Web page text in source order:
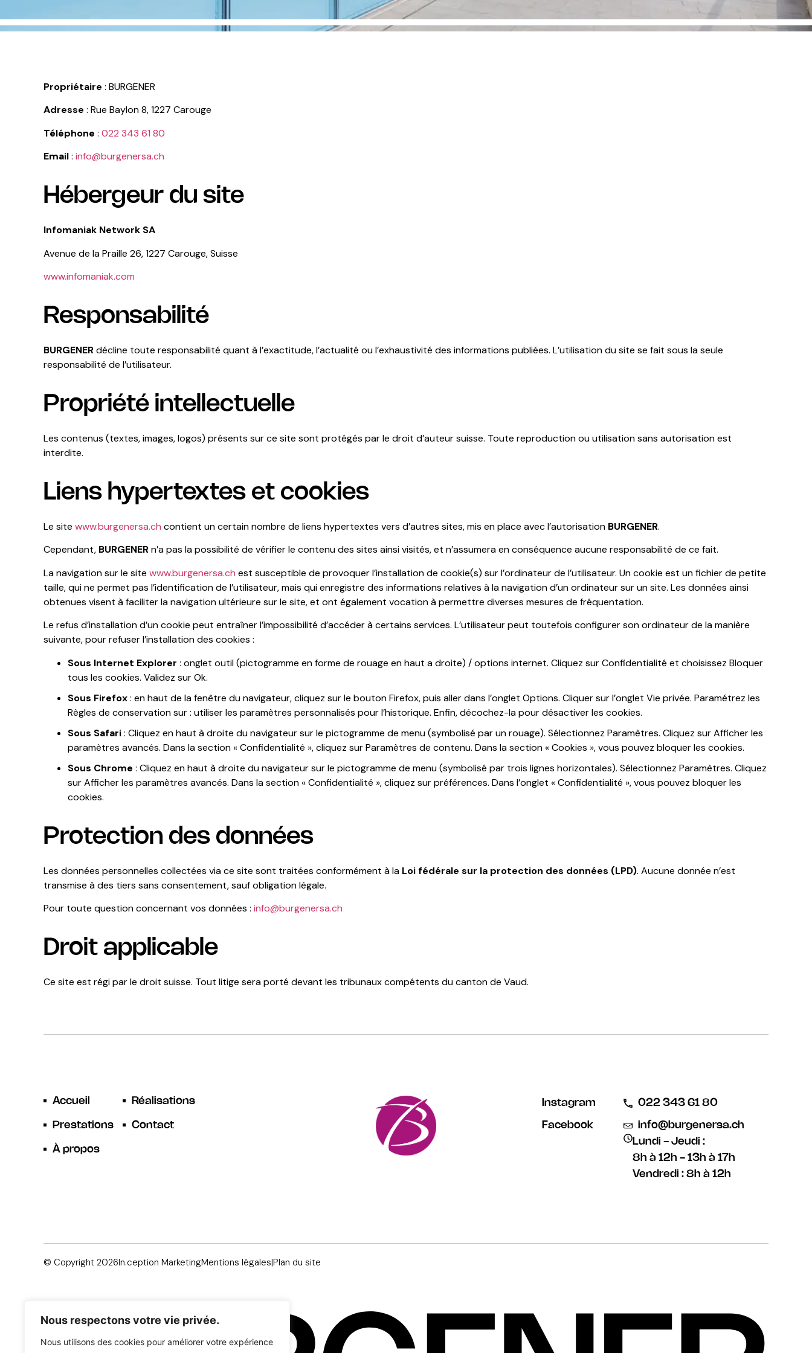
Nous respectons votre vie privée.
Nous utilisons des cookies pour améliorer votre expérience
Propriétaire : BURGENER
Adresse : Rue Baylon 8, 1227 Carouge
Téléphone : 022 343 61 80
Email: info@burgenersa.ch
Hébergeur du site
Infomaniak Network SA
Avenue de la Praille 26, 1227 Carouge, Suisse
www.infomaniak.com
Responsabilité
BURGENERdécline toute responsabilité quant à l’exactitude, l’actualité ou l’exhaustivité des informations publiées. L’utilisation du site se fait sous la seule
responsabilité de l’utilisateur.
Propriété intellectuelle
Les contenus (textes, images, logos) présents sur ce site sont protégés par le droit d’auteur suisse. Toute reproduction ou utilisation sans autorisation est
interdite.
Liens hypertextes et cookies
Le site www.burgenersa.ch contient un certain nombre de liens hypertextes vers d’autres sites, mis en place avec l’autorisation BURGENER.
Cependant, BURGENERn’a pas la possibilité de vérifier le contenu des sites ainsi visités, et n’assumera en conséquence aucune responsabilité de ce fait.
La navigation sur le site www.burgenersa.ch est susceptible de provoquer l’installation de cookie(s) sur l’ordinateur de l’utilisateur. Un cookie est un fichier de petite
taille, qui ne permet pas l’identification de l’utilisateur, mais qui enregistre des informations relatives à la navigation d’un ordinateur sur un site. Les données ainsi
obtenues visent à faciliter la navigation ultérieure sur le site, et ont également vocation à permettre diverses mesures de fréquentation.
Le refus d’installation d’un cookie peut entraîner l’impossibilité d’accéder à certains services. L’utilisateur peut toutefois configurer son ordinateur de la manière
suivante, pour refuser l’installation des cookies :
Sous Internet Explorer : onglet outil (pictogramme en forme de rouage en haut a droite) / options internet. Cliquez sur Confidentialité et choisissez Bloquer
tous les cookies. Validez sur Ok.
Sous Firefox: en haut de la fenêtre du navigateur, cliquez sur le bouton Firefox, puis aller dans l’onglet Options. Cliquer sur l’onglet Vie privée. Paramétrez les
Règles de conservation sur : utiliser les paramètres personnalisés pour l’historique. Enfin, décochez-la pour désactiver les cookies.
Sous Safari: Cliquez en haut à droite du navigateur sur le pictogramme de menu (symbolisé par un rouage). Sélectionnez Paramètres. Cliquez sur Afficher les
paramètres avancés. Dans la section « Confidentialité », cliquez sur Paramètres de contenu. Dans la section « Cookies », vous pouvez bloquer les cookies.
Sous Chrome : Cliquez en haut à droite du navigateur sur le pictogramme de menu (symbolisé par trois lignes horizontales). Sélectionnez Paramètres. Cliquez
sur Afficher les paramètres avancés. Dans la section « Confidentialité », cliquez sur préférences. Dans l’onglet « Confidentialité », vous pouvez bloquer les
cookies.
Protection des données
Les données personnelles collectées via ce site sont traitées conformément à la Loi fédérale sur la protection des données (LPD). Aucune donnée n’est
transmise à des tiers sans consentement, sauf obligation légale.
Pour toute question concernant vos données : info@burgenersa.ch
Droit applicable
Ce site est régi par le droit suisse. Tout litige sera porté devant les tribunaux compétents du canton de Vaud.
Accueil
Prestations
À propos
Réalisations
Contact
Instagram
Facebook
022 343 61 80
info@burgenersa.ch
Lundi - Jeudi :
8h à 12h - 13h à 17h
Vendredi : 8h à 12h
© Copyright 2026In.ception MarketingMentions légales|Plan du site